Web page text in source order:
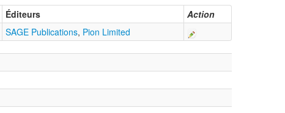
Éditeurs
Action
SAGE Publications, Pion Limited